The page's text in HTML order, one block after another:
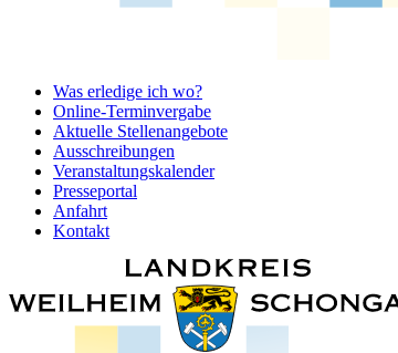
Was erledige ich wo?
Online-Terminvergabe
Aktuelle Stellenangebote
Ausschreibungen
Veranstaltungskalender
Presseportal
Anfahrt
Kontakt